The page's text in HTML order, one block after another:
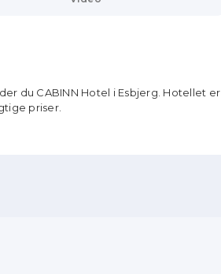
du CABINN Hotel i Esbjerg. Hotellet er
priser.